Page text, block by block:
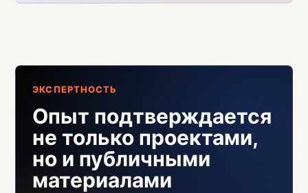
ЭКСПЕРТНОСТЬ
Опыт подтверждается
не только проектами,
но и публичными
материалами